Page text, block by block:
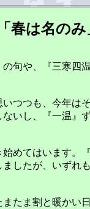
春は名のみ
や、『三寒四温
つつも、今年は
いし、『一温』
始めてはいます
したが、いずれ
たま割と暖かい